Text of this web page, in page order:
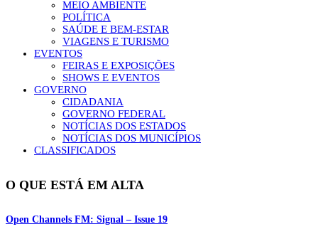
MEIO AMBIENTE
POLÍTICA
SAÚDE E BEM-ESTAR
VIAGENS E TURISMO
EVENTOS
FEIRAS E EXPOSIÇÕES
SHOWS E EVENTOS
GOVERNO
CIDADANIA
GOVERNO FEDERAL
NOTÍCIAS DOS ESTADOS
NOTÍCIAS DOS MUNICÍPIOS
CLASSIFICADOS
O QUE ESTÁ EM ALTA
Open Channels FM: Signal – Issue 19